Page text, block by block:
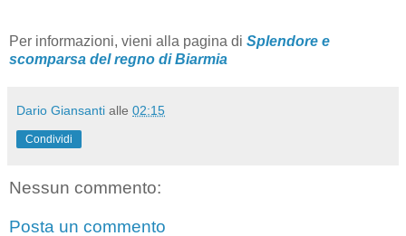
Per informazioni, vieni alla pagina di Splendore e
scomparsa del regno di Biarmia
Dario Giansanti alle 02:15
Condividi
Nessun commento:
Posta un commento